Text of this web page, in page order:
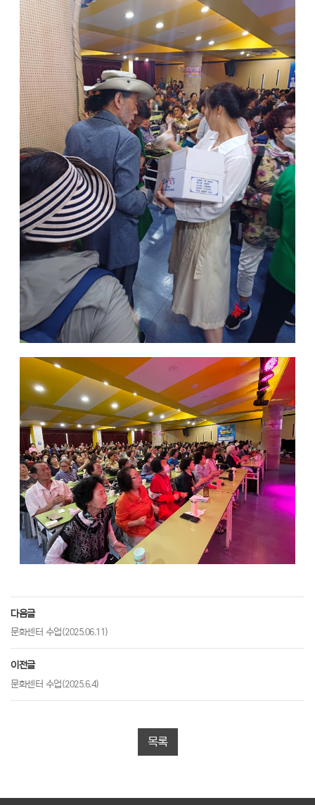
다음글
문화센터 수업(2025.06.11)
이전글
문화센터 수업(2025.6.4)
목록